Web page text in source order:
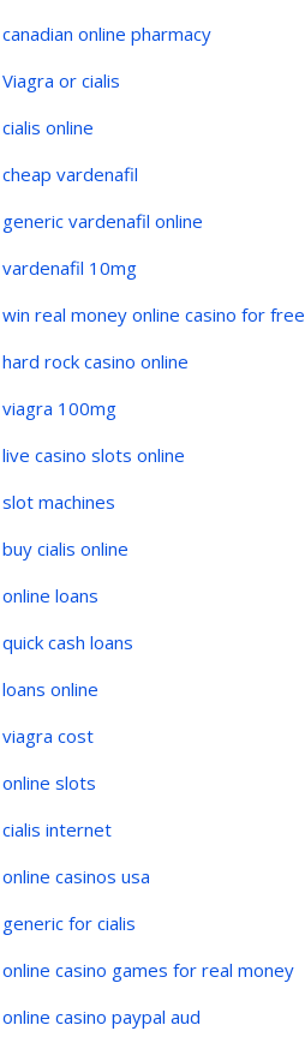
canadian online pharmacy
Viagra or cialis
cialis online
cheap vardenafil
generic vardenafil online
vardenafil 10mg
win real money online casino for free
hard rock casino online
viagra 100mg
live casino slots online
slot machines
buy cialis online
online loans
quick cash loans
loans online
viagra cost
online slots
cialis internet
online casinos usa
generic for cialis
online casino games for real money
online casino paypal aud